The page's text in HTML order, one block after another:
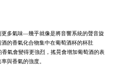
更多氣味—幾乎就像是將音響系統的聲音旋
的香氣化合物集中在葡萄酒杯的杯肚
香氣會變得更強烈，搖晃會增加葡萄酒的表
與香氣的強度。